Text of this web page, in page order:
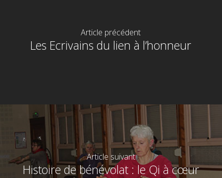
Article précédent
Les Ecrivains du lien à l’honneur
Article suivant
Histoire de bénévolat : le Qi à cœur